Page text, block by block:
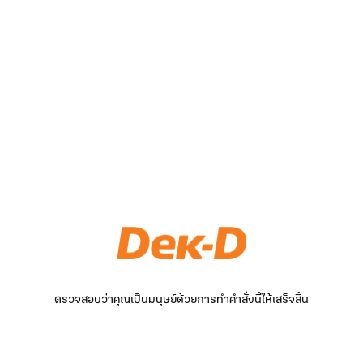
ตรวจสอบว่าคุณเป็นมนุษย์ด้วยการทำคำสั่งนี้ให้เสร็จสิ้น